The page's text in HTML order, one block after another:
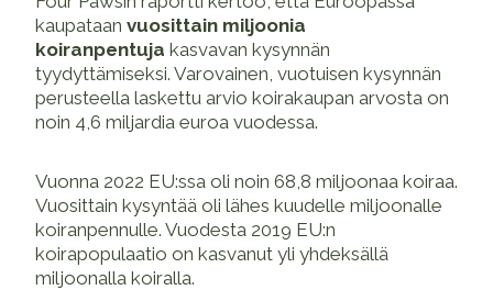
kaupataan vuosittain miljoonia
koiranpentuja kasvavan kysynnän
tyydyttämiseksi. Varovainen, vuotuisen kysynnän
perusteella laskettu arvio koirakaupan arvosta on
noin 4,6 miljardia euroa vuodessa.
Vuonna 2022 EU:ssa oli noin 68,8 miljoonaa koiraa.
Vuosittain kysyntää oli lähes kuudelle miljoonalle
koiranpennulle. Vuodesta 2019 EU:n
koirapopulaatio on kasvanut yli yhdeksällä
miljoonalla koiralla.